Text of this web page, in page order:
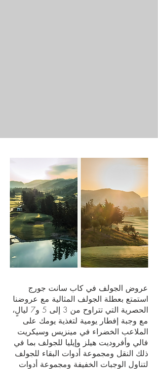
عروض الجولف في كاب سانت جورج
استمتع بعطلة الجولف المثالية مع عروضنا
الحصرية التي تتراوح من 3 إلى 5 و7 ليالٍ،
مع وجبة إفطار يومية لتغذية يومك على
الملاعب الخضراء في مينزيس وسيكريت
فالي وأفروديت هيلز وإيليا للجولف بما في
ذلك النقل ومجموعة أدوات البقاء للجولف
لتناول الوجبات الخفيفة ومجموعة أدوات